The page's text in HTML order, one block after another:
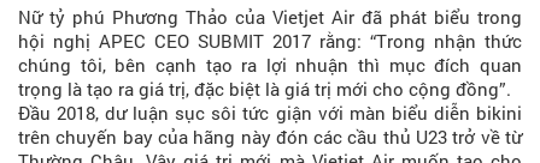
Nữ tỷ phú Phương Thảo của Vietjet Air đã phát biểu trong
hội nghị APEC CEO SUBMIT 2017 rằng: “Trong nhận thức
chúng tôi, bên cạnh tạo ra lợi nhuận thì mục đích quan
trọng là tạo ra giá trị, đặc biệt là giá trị mới cho cộng đồng”.
Đầu 2018, dư luận sục sôi tức giận với màn biểu diễn bikini
trên chuyến bay của hãng này đón các cầu thủ U23 trở về từ